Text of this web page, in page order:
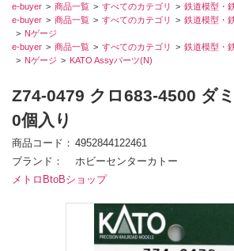
e-buyer
商品一覧 すべてのカテゴリ 鉄道模型・
e-buyer
商品一覧 すべてのカテゴリ 鉄道模型・
Nゲージ
e-buyer
商品一覧 すべてのカテゴリ 鉄道模型・
Nゲージ
KATO Assyパーツ(N)
Z74-0479 クロ683-4500 ダ
0個入り
商品コード
4952844122461
ブランド
ホビーセンターカトー
メトロBtoBショップ